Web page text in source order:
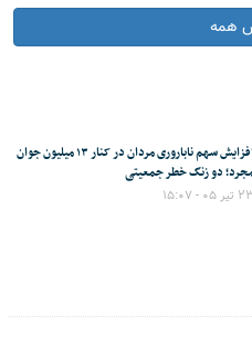
همه
افزایش سهم ناباروری مردان در کنار ۱۳ میلیون جوان
دو زنگ خطر جمعیتی
۰۵ - ۱۵:۰۷